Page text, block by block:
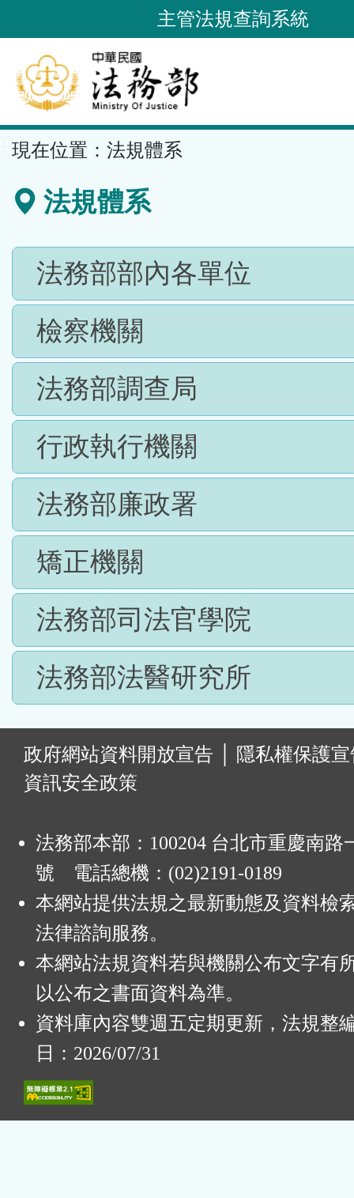
到
要
內
容
區
主管法規查詢系統
現在位置： 法規體系
法規體系
法務部部內各單位
檢察機關
法務部調查局
行政執行機關
法務部廉政署
矯正機關
法務部司法官學院
法務部法醫研究所
政府網站資料開放宣告
隱私權保護
資訊安全政策
法務部本部：100204 台北市重慶南路
號 電話總機：(02)2191-0189
本網站提供法規之最新動態及資料檢
法律諮詢服務。
本網站法規資料若與機關公布文字有
以公布之書面資料為準。
資料庫內容雙週五定期更新，法規整
日：2026/07/31